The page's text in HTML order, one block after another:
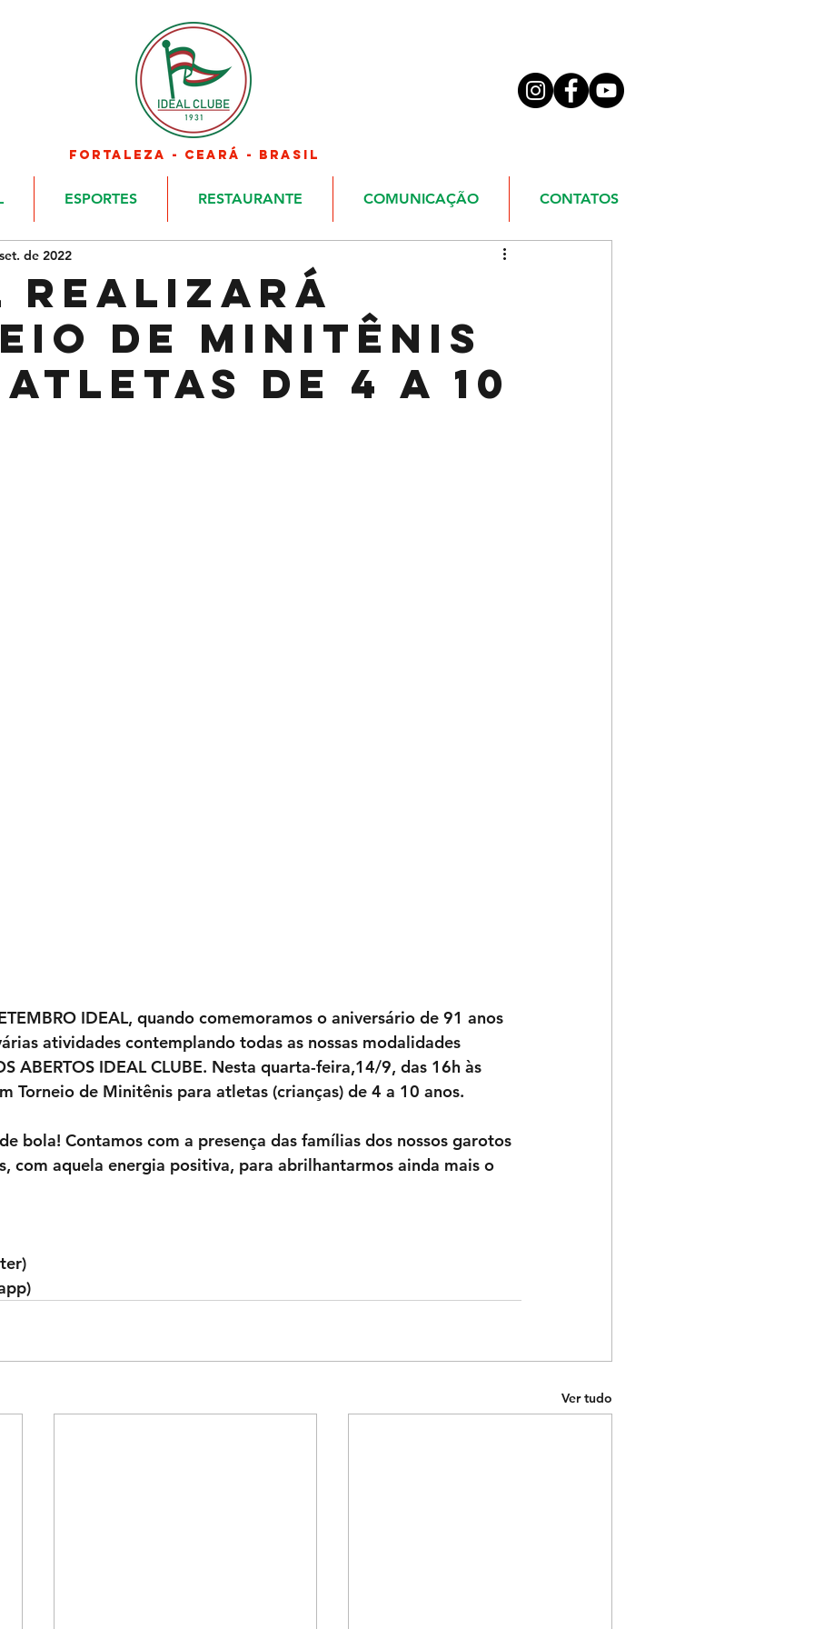
FORTALEZA - CEARÁ - BRASIL
ESPORTES RESTAURANTE COMUNICAÇÃO CONTATOS
realizará
de Minitênis
de 4 a 10
de 2022
IDEAL, quando comemoramos o aniversário de 91 anos
atividades contemplando todas as nossas modalidades
ABERTOS IDEAL CLUBE. Nesta quarta-feira,14/9, das 16h às
Torneio de Minitênis para atletas (crianças) de 4 a 10 anos.
bola! Contamos com a presença das famílias dos nossos garotos
com aquela energia positiva, para abrilhantarmos ainda mais o
Ver tudo